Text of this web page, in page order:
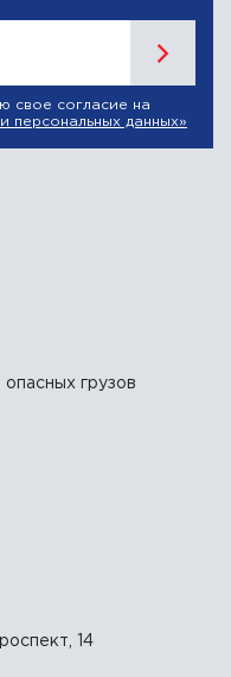
свое согласие на
персональных данных»
грузов
14